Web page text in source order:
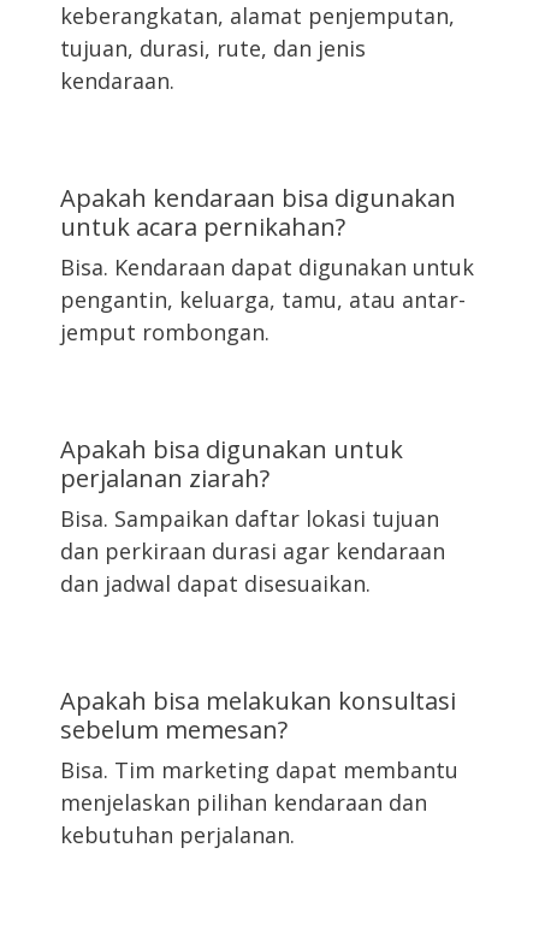
keberangkatan, alamat penjemputan,
tujuan, durasi, rute, dan jenis
kendaraan.
Apakah kendaraan bisa digunakan
untuk acara pernikahan?
Bisa. Kendaraan dapat digunakan untuk
pengantin, keluarga, tamu, atau antar-
jemput rombongan.
Apakah bisa digunakan untuk
perjalanan ziarah?
Bisa. Sampaikan daftar lokasi tujuan
dan perkiraan durasi agar kendaraan
dan jadwal dapat disesuaikan.
Apakah bisa melakukan konsultasi
sebelum memesan?
Bisa. Tim marketing dapat membantu
menjelaskan pilihan kendaraan dan
kebutuhan perjalanan.